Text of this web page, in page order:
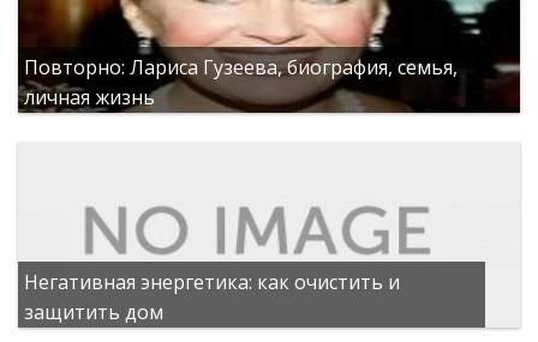
Повторно: Лариса Гузеева, биография, семья,
личная жизнь
Негативная энергетика: как очистить и
защитить дом